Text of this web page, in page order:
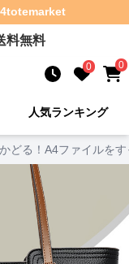
料無料
0 0
人気ランキング
どる！A4ファイルを